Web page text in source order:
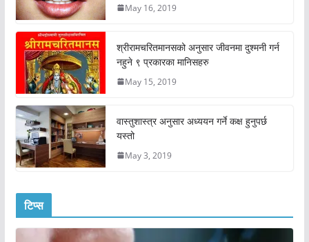
May 16, 2019
श्रीरामचरितमानसको अनुसार जीवनमा दुश्मनी गर्न
नहुने ९ प्रकारका मानिसहरु
May 15, 2019
वास्तुशास्त्र अनुसार अध्ययन गर्ने कक्ष हुनुपर्छ
यस्तो
May 3, 2019
टिप्स